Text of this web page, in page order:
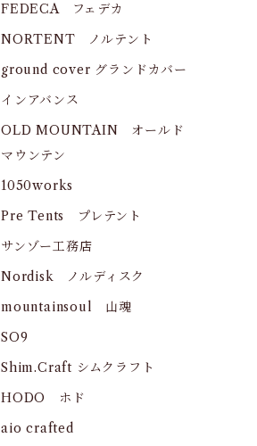
FEDECA フェデカ
NORTENT ノルテント
ground cover グランドカバー
インアバンス
OLD MOUNTAIN オールド
マウンテン
1050works
Pre Tents プレテント
サンゾー工務店
Nordisk ノルディスク
mountainsoul 山魂
SO9
Shim.Craft シムクラフト
HODO ホド
aio crafted